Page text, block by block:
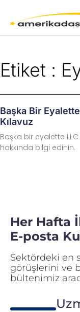
atla
Etiket :
Başka Bir
Kılavuz
Başka bir eyalette
hakkında bilgi edinin.
Her Hafta
E-posta
Sektördeki en
görüşlerini ve
bültenimiz